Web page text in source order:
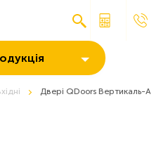
Двері QDoors Вертикаль-АК